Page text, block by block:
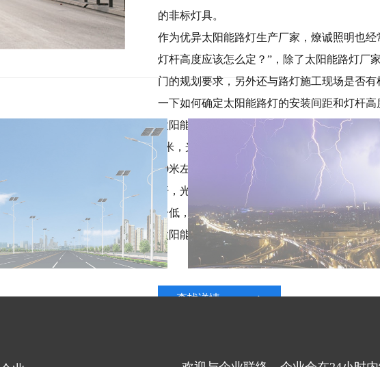
的非标灯具。
作为优异太阳能路灯生产厂家， 燎诚照明也经
灯杆高度应该怎么定？”，除了太阳能路灯厂
门的规划要求，另外还与路灯施工现场是否
一下如何确定太阳能路灯的安装间距和灯杆高
太阳能路灯的灯杆高度一般依据路宽来定，
6米，光源功率区间在20-40瓦之内，这就能
20米左右，最好不要低于15米。如果是比较
杆，光源功率40瓦左右，太阳能路灯间距建
一低，漂亮把间距稍微扩大一些。
太阳能路灯的灯杆构想高度一般都是在4-10
查找详情